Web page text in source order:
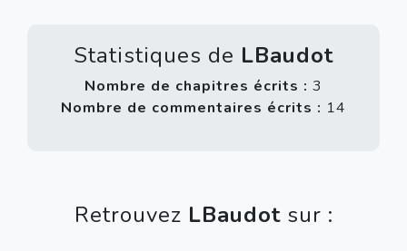
Statistiques de LBaudot
Nombre de chapitres écrits : 3
Nombre de commentaires écrits : 14
Retrouvez LBaudotsur :